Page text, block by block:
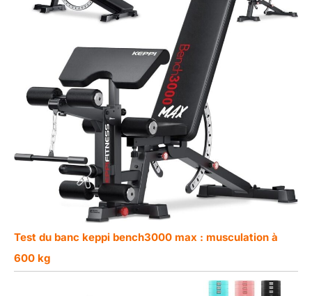
Test du banc keppi bench3000 max : musculation à
600 kg